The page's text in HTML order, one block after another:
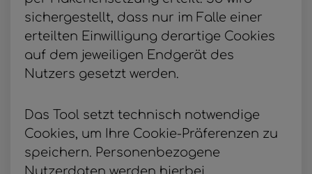
sichergestellt, dass nur im Falle einer
erteilten Einwilligung derartige Cookies
auf dem jeweiligen Endgerät des
Nutzers gesetzt werden.
Das Tool setzt technisch notwendige
Cookies, um Ihre Cookie-Präferenzen zu
speichern. Personenbezogene
Nutzerdaten werden hierbei